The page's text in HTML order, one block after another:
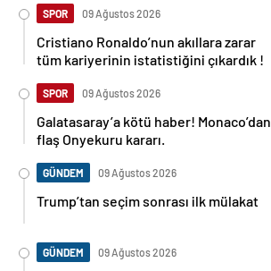
SPOR 09 Ağustos 2026
Cristiano Ronaldo’nun akıllara zarar
tüm kariyerinin istatistiğini çıkardık !
SPOR 09 Ağustos 2026
Galatasaray’a kötü haber! Monaco’dan
flaş Onyekuru kararı.
GÜNDEM 09 Ağustos 2026
Trump’tan seçim sonrası ilk mülakat
GÜNDEM 09 Ağustos 2026